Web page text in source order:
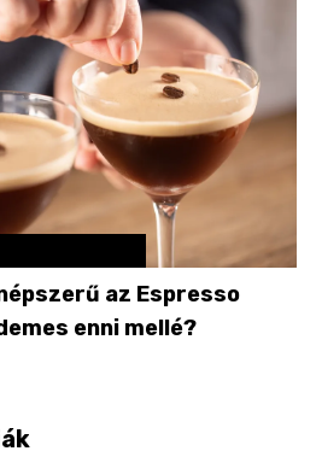
az Espresso
enni mellé?